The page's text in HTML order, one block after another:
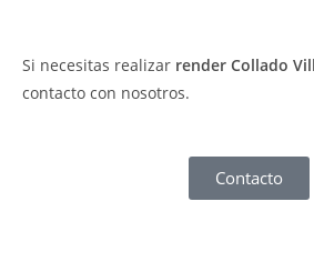
Si necesitas realizar render Collado
contacto con nosotros.
Contacto